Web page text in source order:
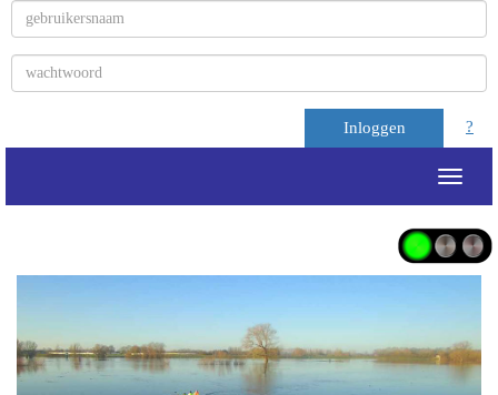
Inloggen ?